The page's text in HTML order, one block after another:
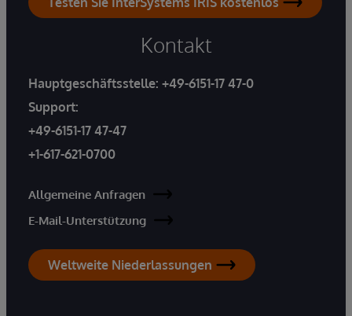
Kontakt
Hauptgeschäftsstelle: +49-6151-17 47-0
Support:
+49-6151-17 47-47
+1-617-621-0700
Allgemeine Anfragen
E-Mail-Unterstützung
Weltweite Niederlassungen